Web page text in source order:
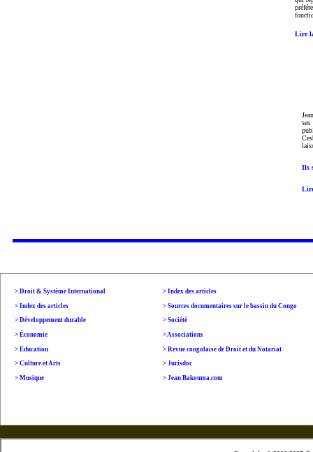
Lire
Ils
> Droit & Système International > Index des articles
> Index des articles
> Sources documentaires sur le bassin du Congo
> Développement durable > Société
> Économie > Associations
> Education
> Revue congolaise de Droit et du Notariat
> Culture et Arts
> Jurisdoc
> Musique > Jean Bakouma.com